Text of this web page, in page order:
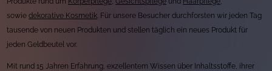
sowiedekorative Kosmetik . Für unsere Besucher durchforsten wir jeden Tag
tausende von neuen Produkten und stellen täglich ein neues Produkt für
jeden Geldbeutel vor.
Mit rund 15 Jahren Erfahrung, exzellentem Wissen über Inhaltsstoffe, ihrer